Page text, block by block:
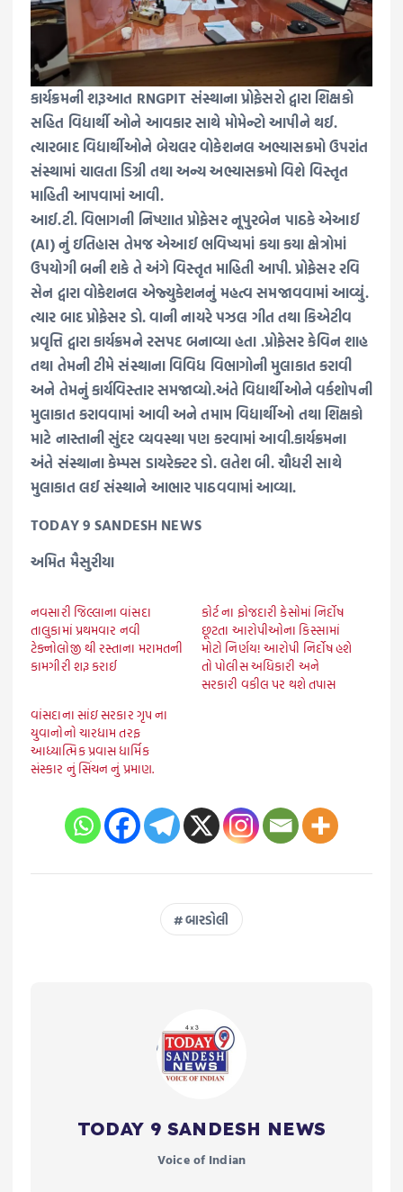
કાર્યક્રમની શરૂઆત RNGPIT સંસ્થાના પ્રોફેસરો દ્વારા શિક્ષકો
સહિત વિદ્યાર્થી ઓને આવકાર સાથે મોમેન્ટો આપીને થઈ.
ત્યારબાદ વિદ્યાર્થીઓને બેચલર વોકેશનલ અભ્યાસક્રમો ઉપરાંત
સંસ્થામાં ચાલતા ડિગ્રી તથા અન્ય અભ્યાસક્રમો વિશે વિસ્તૃત
માહિતી આપવામાં આવી.
આઈ.ટી. વિભાગની નિષ્ણાત પ્રોફેસર નૂપુરબેન પાઠકે એઆઈ
(AI) નું ઇતિહાસ તેમજ એઆઈ ભવિષ્યમાં કયા કયા ક્ષેત્રોમાં
ઉપયોગી બની શકે તે અંગે વિસ્તૃત માહિતી આપી. પ્રોફેસર રવિ
સેન દ્વારા વોકેશનલ એજ્યુકેશનનું મહત્વ સમજાવવામાં આવ્યું.
ત્યાર બાદ પ્રોફેસર ડો. વાની નાયરે પઝલ ગીત તથા કિએટીવ
પ્રવૃત્તિ દ્વારા કાર્યક્રમને રસપદ બનાવ્યા હતા .પ્રોફેસર કેવિન શાહ
તથા તેમની ટીમે સંસ્થાના વિવિધ વિભાગોની મુલાકાત કરાવી
અને તેમનું કાર્યવિસ્તાર સમજાવ્યો.અંતે વિદ્યાર્થીઓને વર્કશોપની
મુલાકાત કરાવવામાં આવી અને તમામ વિદ્યાર્થીઓ તથા શિક્ષકો
માટે નાસ્તાની સુંદર વ્યવસ્થા પણ કરવામાં આવી.કાર્યક્રમના
અંતે સંસ્થાના કેમ્પસ ડાયરેક્ટર ડો. લતેશ બી. ચૌધરી સાથે
મુલાકાત લઈ સંસ્થાને આભાર પાઠવવામાં આવ્યા.
TODAY 9 SANDESH NEWS
અમિત મૈસુરીયા
નવસારી જિલ્લાના વાંસદા
તાલુકામાં પ્રથમવાર નવી
ટેક્નોલોજી થી રસ્તાના મરામતની
કામગીરી શરૂ કરાઈ
કોર્ટ ના ફોજદારી કેસોમાં નિર્દોષ
છૂટતા આરોપીઓના કિસ્સામાં
મોટો નિર્ણય! આરોપી નિર્દોષ હશે
તો પોલીસ અધિકારી અને
સરકારી વકીલ પર થશે તપાસ
વાંસદાના સાંઇ સરકાર ગૃપ ના
યુવાનોનો ચારધામ તરફ
આધ્યાત્મિક પ્રવાસ ધાર્મિક
સંસ્કાર નું સિંચન નું પ્રમાણ.
બારડોલી
TODAY 9 SANDESH NEWS
Voice of Indian